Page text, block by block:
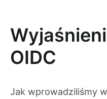
OIDC
Jak wprowadziliśmy